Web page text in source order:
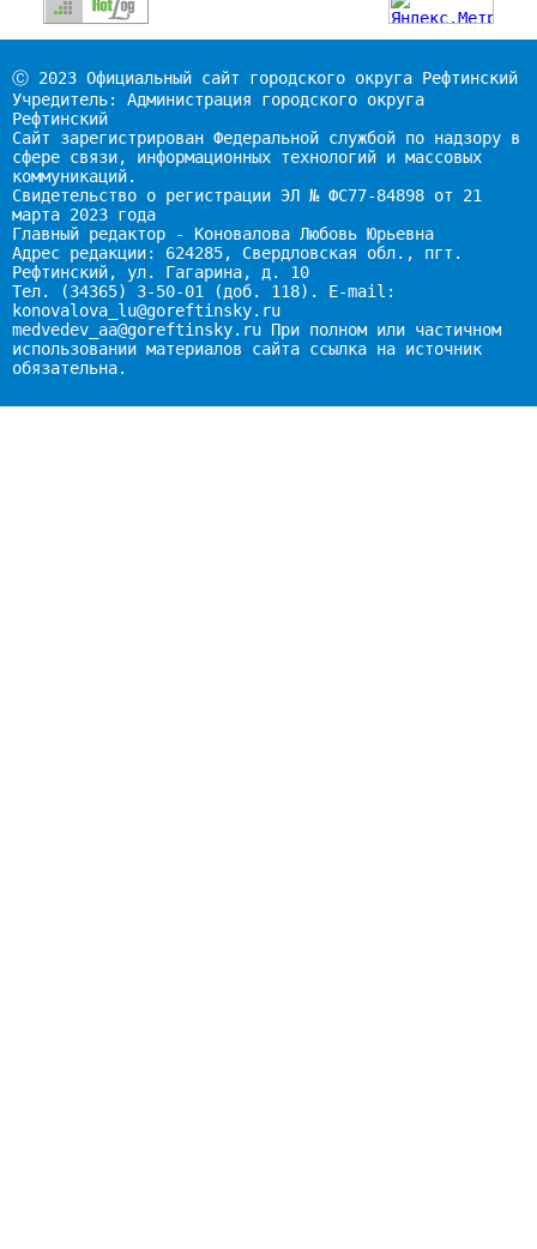
Ⓒ 2023 Официальный сайт городского округа Рефтинский
Учредитель: Администрация городского округа
Рефтинский
Сайт зарегистрирован Федеральной службой по надзору в
сфере связи, информационных технологий и массовых
коммуникаций.
Свидетельство о регистрации ЭЛ № ФС77-84898 от 21
марта 2023 года
Главный редактор - Коновалова Любовь Юрьевна
Адрес редакции: 624285, Свердловская обл., пгт.
Рефтинский, ул. Гагарина, д. 10
Тел. (34365) 3-50-01 (доб. 118). E-mail:
konovalova_lu@goreftinsky.ru
medvedev_aa@goreftinsky.ru При полном или частичном
использовании материалов сайта ссылка на источник
обязательна.